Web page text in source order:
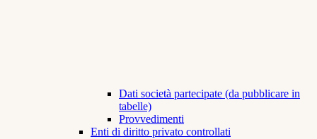
Dati società partecipate (da pubblicare in
tabelle)
Provvedimenti
Enti di diritto privato controllati